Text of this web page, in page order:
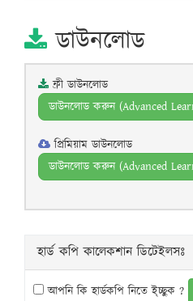
ডাউনলোড
ফ্রী ডাউনলোড
ডাউনলোড করুন (Advanced
প্রিমিয়াম ডাউনলোড
ডাউনলোড করুন (Advanced
হার্ড কপি কালেকশান ডিটেইলসঃ
আপনি কি হার্ডকপি নিতে ই্চ্ছুক ?